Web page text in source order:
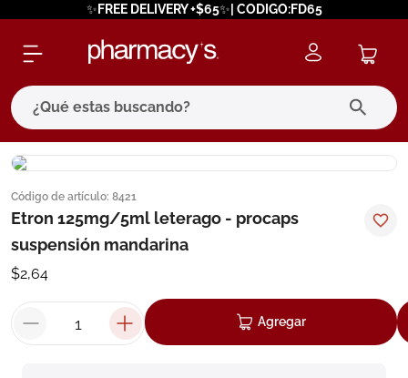
✨FREE DELIVERY +$65✨| CODIGO:FD65
¿Qué estas buscando?
Código de artículo: 8421
Etron 125mg/5ml leterago - procaps
suspensión mandarina
$2,64
Agregar
términos más buscados
1. eucerin
cerave